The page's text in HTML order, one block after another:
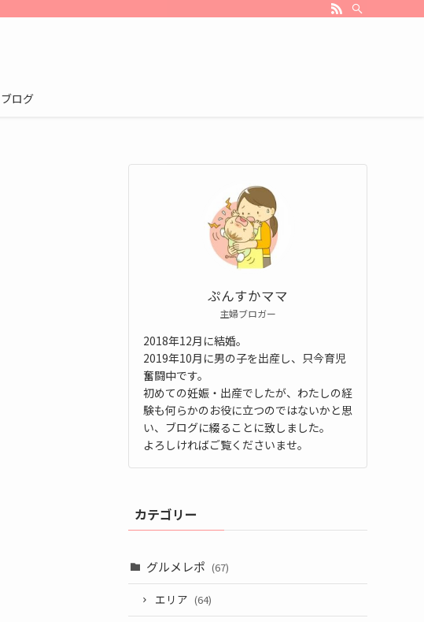
ブログ
ぷんすかママ
主婦ブロガー
2018年12月に結婚。
2019年10月に男の子を出産し、只今育児
奮闘中です。
初めての妊娠・出産でしたが、わたしの経
験も何らかのお役に立つのではないかと思
い、ブログに綴ることに致しました。
よろしければご覧くださいませ。
カテゴリー
グルメレポ (67)
エリア (64)